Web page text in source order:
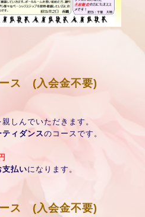
ス (入会金不要)
しんでいただきます。
ティダンスのコースです。
支払いになります。
ス (入会金不要)